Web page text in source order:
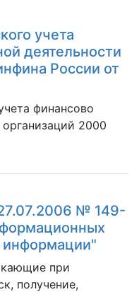
учета
деятельности
России от
финансово
2000
№ 149-
информации"
при
получение,